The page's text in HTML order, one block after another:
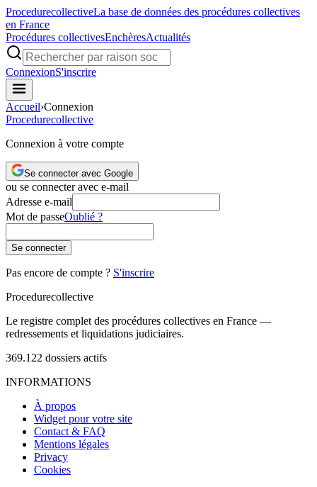
ProcedurecollectiveLa base de données des procédures collectives
en France
Procédures collectivesEnchèresActualités
ConnexionS'inscrire
Accueil›Connexion
Procedurecollective
Connexion à votre compte
Se connecter avec Google
ou se connecter avec e-mail
Adresse e-mail
Mot de passeOublié ?
Se connecter
Pas encore de compte ? S'inscrire
Procedurecollective
Le registre complet des procédures collectives en France —
redressements et liquidations judiciaires.
369.122 dossiers actifs
INFORMATIONS
À propos
Widget pour votre site
Contact & FAQ
Mentions légales
Privacy
Cookies